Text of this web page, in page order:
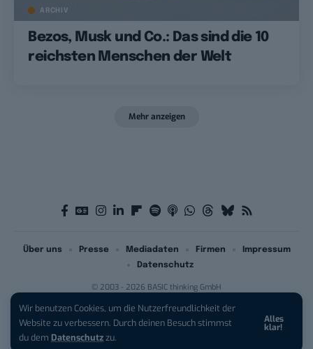
Wir benutzen Cookies, um die Nutzerfreundlichkeit der
Website zu verbessern. Durch deinen Besuch stimmst
du dem Datenschutzzu.
Alles
klar!
ARCHIV
Bezos, Musk und Co.: Das sind die 10
reichsten Menschen der Welt
Mehr anzeigen
© 2003 - 2026 BASIC thinking GmbH
Über uns Presse Mediadaten Firmen
Impressum
Datenschutz
iPhone 17 Pro sichern:Für 1 € +
200 € Hardware-Bonus!